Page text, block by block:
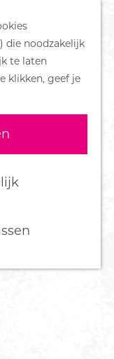
die noodzakelijk
te laten
klikken, geef je